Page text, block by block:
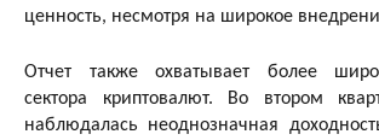
ценность, несмотря на широкое
Отчет также охватывает более
сектора криптовалют. Во втором
наблюдалась неоднозначная